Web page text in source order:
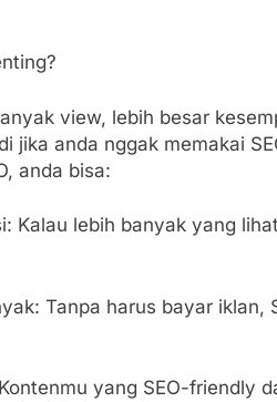
view, lebih besar
jika anda nggak memakai
anda bisa:
Kalau lebih banyak yang
Tanpa harus bayar iklan,
yang SEO-friendly